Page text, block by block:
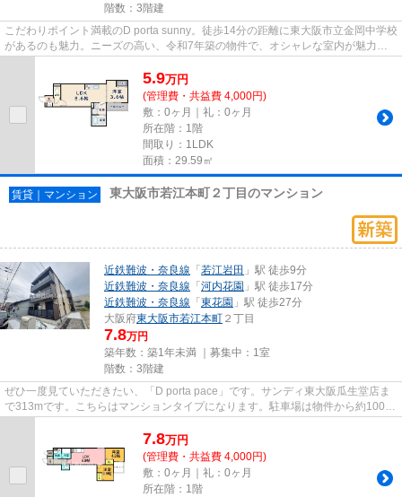
階数：3階建
こだわりポイント満載のD porta sunny。徒歩14分の距離に東大阪市立金岡中学校
があるのも魅力。ニーズの高い、令和7年築の物件で、オシャレな室内が魅力
的。夏場の電気代も安く抑えら...
5.9万円
(管理費・共益費 4,000円)
敷：0ヶ月｜礼：0ヶ月
所在階：1階
間取り：1LDK
面積：29.59㎡
賃貸｜マンション 東大阪市若江本町２丁目のマンション
近鉄難波・奈良線 「若江岩田 」駅 徒歩9分
近鉄難波・奈良線 「河内花園 」駅 徒歩17分
近鉄難波・奈良線 「東花園 」駅 徒歩27分
大阪府東大阪市若江本町 ２丁目
7.8万円
築年数：築1年未満 ｜募集中： 1室
階数：3階建
ぜひ一度見ていただきたい、「D porta pace」です。サンディ東大阪瓜生堂店ま
で313mです。こちらはマンションタイプになります。駐車場は物件から約100m
です。お求めのエリアの中から...
7.8万円
(管理費・共益費 4,000円)
敷：0ヶ月｜礼：0ヶ月
所在階：1階